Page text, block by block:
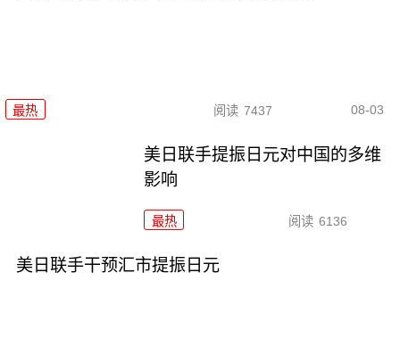
最热 阅读 7437 08-03
美日联手提振日元对中国的多维
影响
最热 阅读 6136
美日联手干预汇市提振日元